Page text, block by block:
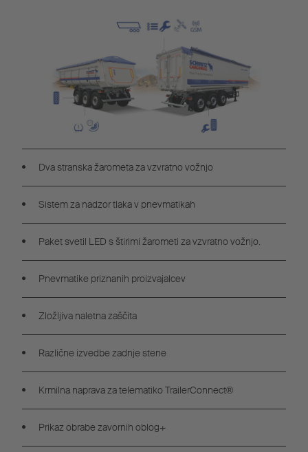
Dva stranska žarometa za vzvratno vožnjo
Sistem za nadzor tlaka v pnevmatikah
Paket svetil LED s štirimi žarometi za vzvratno vožnjo.
Pnevmatike priznanih proizvajalcev
Zložljiva naletna zaščita
Različne izvedbe zadnje stene
Krmilna naprava za telematiko TrailerConnect®
Prikaz obrabe zavornih oblog+